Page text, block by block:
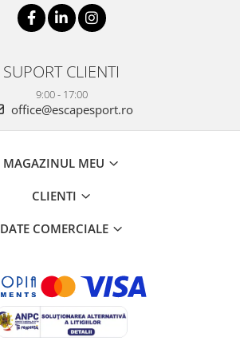
SUPORT CLIENTI
9:00 - 17:00
office@escapesport.ro
MAGAZINUL MEU
CLIENTI
DATE COMERCIALE